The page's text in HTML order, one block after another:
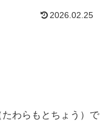
2026.02.25
わらもとちょう）で